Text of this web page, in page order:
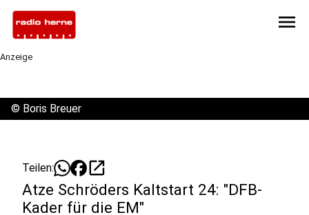
menu
Anzeige
© Boris Breuer
Teilen: open_in_new
Atze Schröders Kaltstart 24: "DFB-
Kader für die EM"